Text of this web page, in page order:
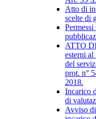
Atto di
scelte di
ATTO
esterni al
del
prot. n°
2018.
Incarico
di
Avviso